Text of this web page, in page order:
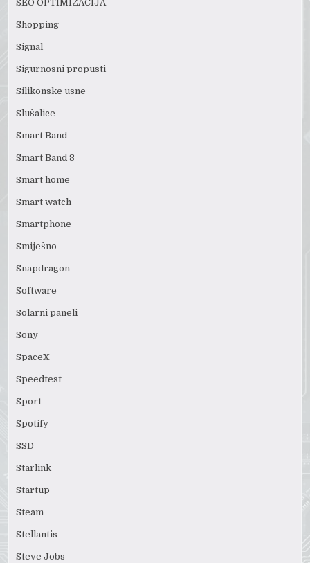
SEO OPTIMIZACIJA
Shopping
Signal
Sigurnosni propusti
Silikonske usne
Slušalice
Smart Band
Smart Band 8
Smart home
Smart watch
Smartphone
Smiješno
Snapdragon
Software
Solarni paneli
Sony
SpaceX
Speedtest
Sport
Spotify
SSD
Starlink
Startup
Steam
Stellantis
Steve Jobs